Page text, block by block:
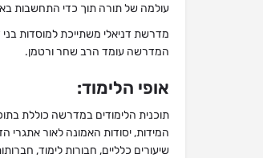
עולמה של תורה תוך כדי התחשבות
מדרשת דניאלי משתייכת למוסדות בני
המדרשה עומד הרב שחר ורטמן.
אופי הלימוד:
תוכנית הלימודים במדרשה כוללת
המידות, יסודות האמונה לאור אתגרי
שיעורים כלליים, חבורות לימוד,